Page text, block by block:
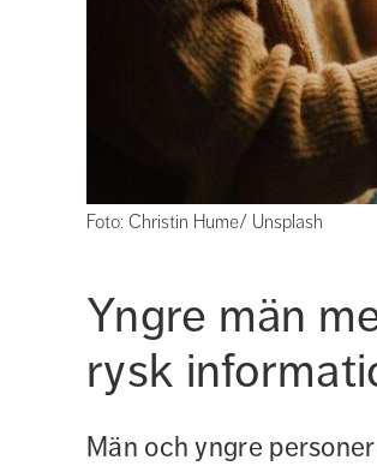
Foto: Christin Hume/ Unsplash
Yngre män
rysk
Män och yngre